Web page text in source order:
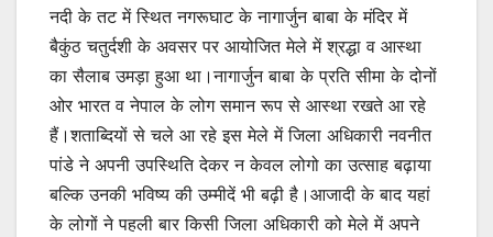
नदी के तट में स्थित नगरूघाट के नागार्जुन बाबा के मंदिर में
बैकुंठ चतुर्दशी के अवसर पर आयोजित मेले में श्रद्धा व आस्था
का सैलाब उमड़ा हुआ था।नागार्जुन बाबा के प्रति सीमा के दोनों
ओर भारत व नेपाल के लोग समान रूप से आस्था रखते आ रहे
हैं।शताब्दियों से चले आ रहे इस मेले में जिला अधिकारी नवनीत
पांडे ने अपनी उपस्थिति देकर न केवल लोगो का उत्साह बढ़ाया
बल्कि उनकी भविष्य की उम्मीदें भी बढ़ी है।आजादी के बाद यहां
के लोगों ने पहली बार किसी जिला अधिकारी को मेले में अपने